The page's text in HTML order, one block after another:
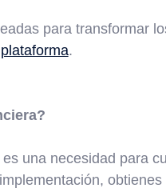
para transformar
.
una necesidad para
obtienes